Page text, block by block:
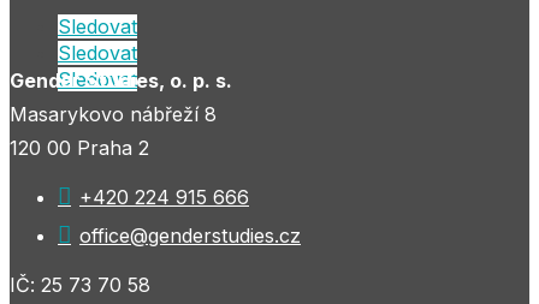
Sledovat
Sledovat
Sledovat
Gender Studies, o. p. s.
Masarykovo nábřeží 8
120 00 Praha 2
 +420 224 915 666
 office@genderstudies.cz
IČ: 25 73 70 58